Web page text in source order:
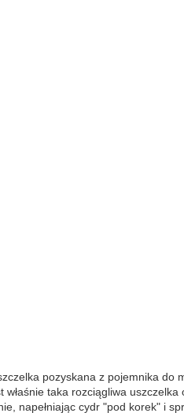
pozyskana z pojemnika do
taka rozciągliwa
napełniając cydr "pod korek" i